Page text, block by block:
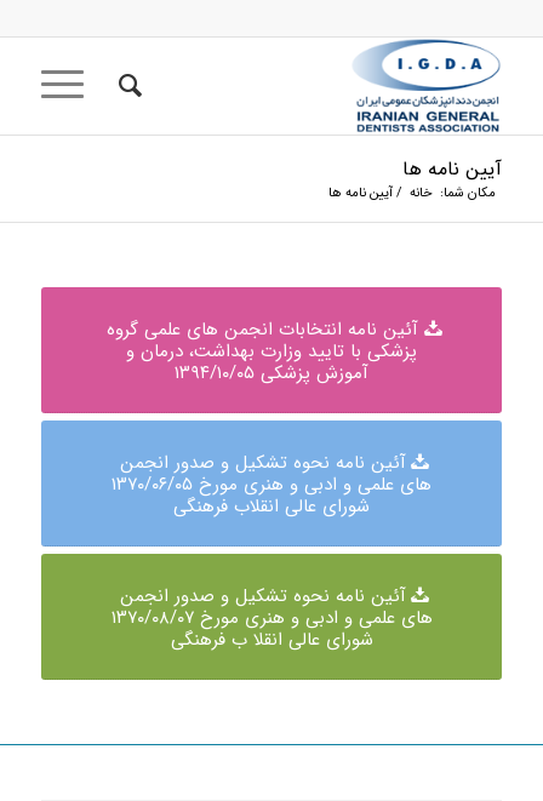
آیین نامه ها
مکان شما: خانه / آیین نامه ها
آئین نامه انتخابات انجمن های علمی گروه
پزشکی با تایید وزارت بهداشت، درمان و
آموزش پزشکی ۱۳۹۴/۱۰/۰۵
آئین نامه نحوه تشکیل و صدور انجمن
های علمی و ادبی و هنری مورخ ۱۳۷۰/۰۶/۰۵
شورای عالی انقلاب فرهنگی
آئین نامه نحوه تشکیل و صدور انجمن
های علمی و ادبی و هنری مورخ ۱۳۷۰/۰۸/۰۷
شورای عالی انقلا ب فرهنگی